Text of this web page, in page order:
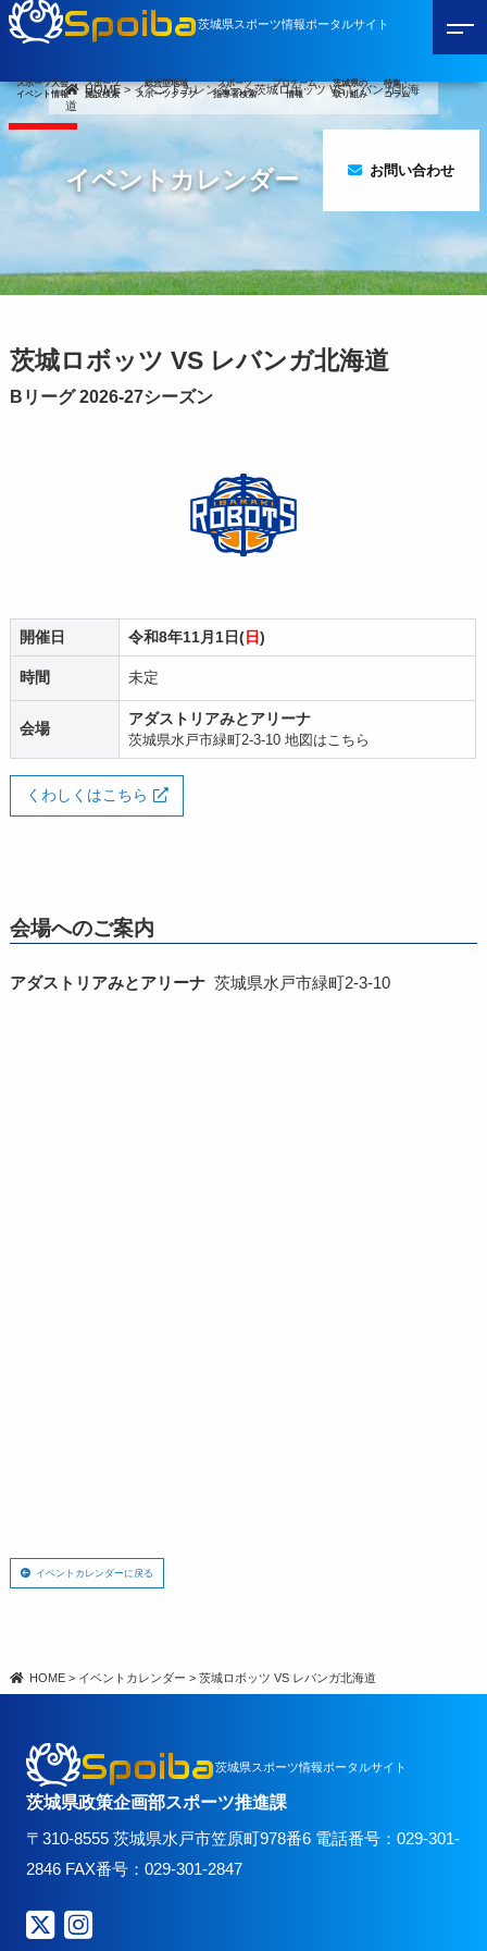
Spoiba茨城県スポーツ情報ポータルサイト
スポーツ大会
イベント情報
スポーツ
施設検索
総合型地域
スポーツクラブ
スポーツ
指導者検索
プロチーム
情報
茨城県の
取り組み
特集・
コラム
お問い合わせ
HOME>イベントカレンダー>茨城ロボッツ VS レバンガ北海
道
イベントカレンダー
茨城ロボッツ VS レバンガ北海道
Bリーグ 2026-27シーズン
開催日 令和8年11月1日(日 )
時間 未定
会場
アダストリアみとアリーナ
茨城県水戸市緑町2-3-10 地図はこちら
くわしくはこちら
会場へのご案内
アダストリアみとアリーナ 茨城県水戸市緑町2-3-10
イベントカレンダーに戻る
HOME > イベントカレンダー >茨城ロボッツ VS レバンガ北海道
Spoiba茨城県スポーツ情報ポータルサイト
茨城県政策企画部スポーツ推進課
〒310-8555 茨城県水戸市笠原町978番6 電話番号：029-301-
2846 FAX番号：029-301-2847